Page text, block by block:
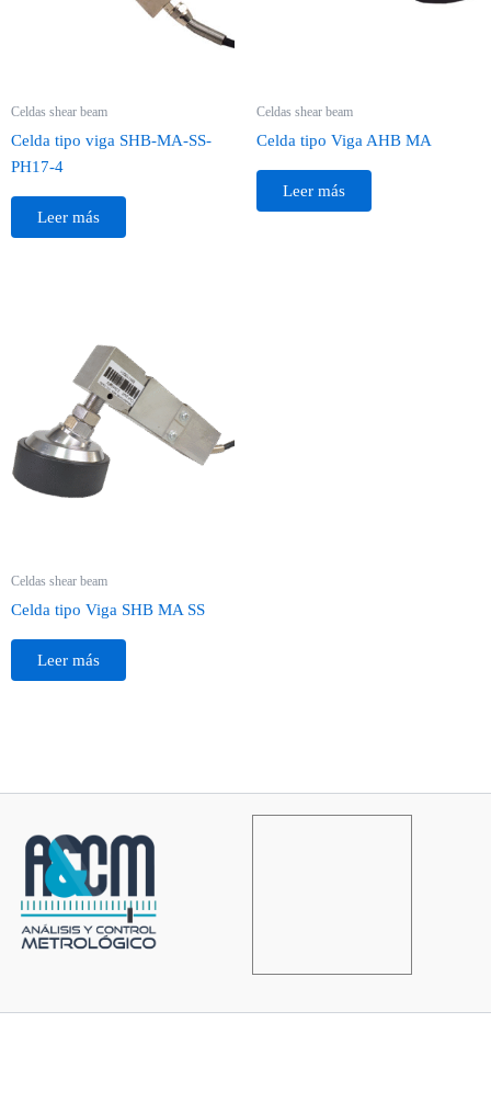
Celdas shear beam
Celda tipo viga SHB-MA-SS-
PH17-4
Leer más
Celdas shear beam
Celda tipo Viga AHB MA
Leer más
Celdas shear beam
Celda tipo Viga SHB MA SS
Leer más